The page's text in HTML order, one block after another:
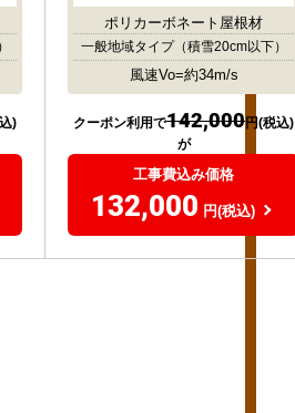
)
ポリカーボネート屋根材
一般地域タイプ（積雪20cm以下）
風速Vo=約34m/s
クーポン利用で142,000円(税込)
が
工事費込み価格
132,000 円(税込)